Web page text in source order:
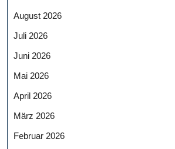
August 2026
Juli 2026
Juni 2026
Mai 2026
April 2026
März 2026
Februar 2026